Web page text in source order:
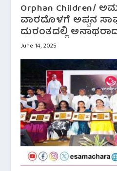
Orphan Children/
ವಾರದೊಳಗೆ ಅಪ್ಪನ
ದುರಂತದಲ್ಲಿ ಅನಾಥರಾದ
June 14, 2025